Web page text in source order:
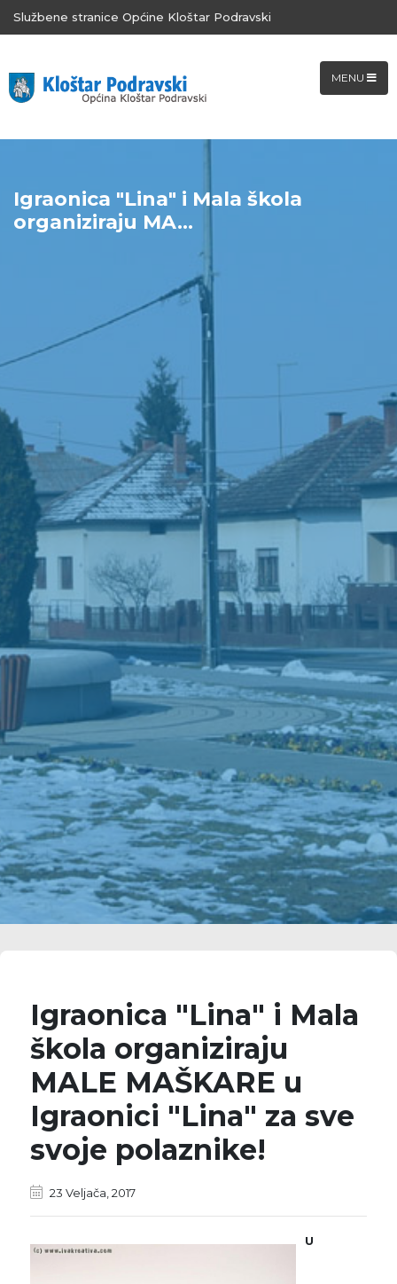
Službene stranice Općine Kloštar Podravski
MENU
Igraonica "Lina" i Mala škola
organiziraju MA...
Igraonica "Lina" i Mala
škola organiziraju
MALE MAŠKARE u
Igraonici "Lina" za sve
svoje polaznike!
23 Veljača, 2017
U